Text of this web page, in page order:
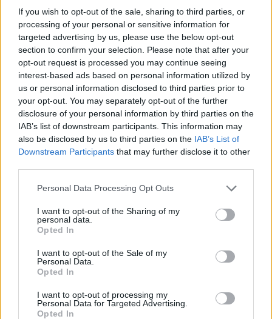
If you wish to opt-out of the sale, sharing to third parties, or
processing of your personal or sensitive information for
targeted advertising by us, please use the below opt-out
section to confirm your selection. Please note that after your
opt-out request is processed you may continue seeing
interest-based ads based on personal information utilized by
us or personal information disclosed to third parties prior to
your opt-out. You may separately opt-out of the further
disclosure of your personal information by third parties on the
IAB’s list of downstream participants. This information may
also be disclosed by us to third parties on the IAB’s List of
Downstream Participants that may further disclose it to other
Personal Data Processing Opt Outs
I want to opt-out of the Sharing of my
personal data.
Opted In
I want to opt-out of the Sale of my
Personal Data.
Opted In
I want to opt-out of processing my
Personal Data for Targeted Advertising.
Opted In